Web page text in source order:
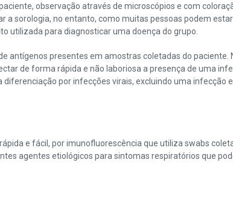
observação através de microscópios e com
sorologia, no entanto, como muitas pessoas podem
utilizada para diagnosticar uma doença do grupo.
antígenos presentes em amostras coletadas do paciente.
de forma rápida e não laboriosa a presença de uma
por infecções virais, excluindo uma infecção
e fácil, por imunofluorescência que utiliza swabs
agentes etiológicos para sintomas respiratórios que